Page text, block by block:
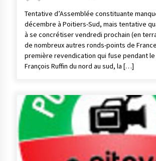
Tentative d’Assemblée constituante
décembre à Poitiers-Sud, mais tentative
à se concrétiser vendredi prochain (en
de nombreux autres ronds-points de
première revendication qui fuse pendant
François Ruffin du nord au sud, la […]